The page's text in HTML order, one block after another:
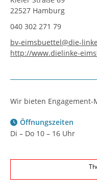
22527 Hamburg
040 302 271 79
bv-eimsbuettel@die-
http://www.dielinke-
Wir bieten
Öffnungszeiten
Di – Do 10 – 16 Uhr